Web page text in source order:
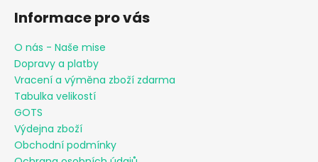
Informace pro vás
O nás - Naše mise
Dopravy a platby
Vracení a výměna zboží zdarma
Tabulka velikostí
GOTS
Výdejna zboží
Obchodní podmínky